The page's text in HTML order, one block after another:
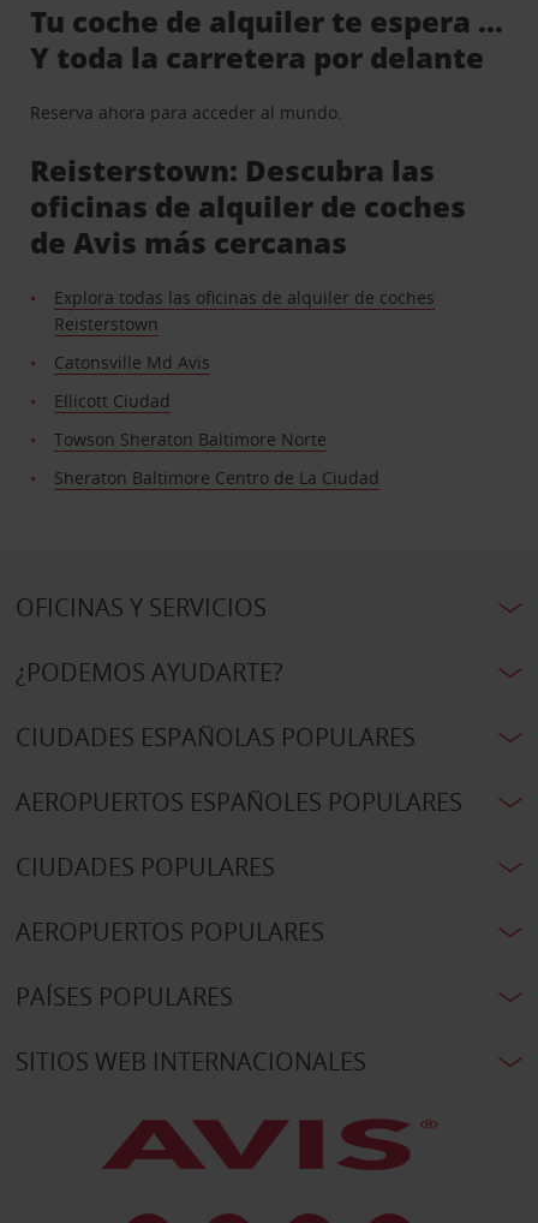
Tu coche de alquiler te espera …
Y toda la carretera por delante
Reserva ahora para acceder al mundo.
Reisterstown: Descubra las
oficinas de alquiler de coches
de Avis más cercanas
Explora todas las oficinas de alquiler de coches
Reisterstown
Catonsville Md Avis
Ellicott Ciudad
Towson Sheraton Baltimore Norte
Sheraton Baltimore Centro de La Ciudad
OFICINAS Y SERVICIOS
¿PODEMOS AYUDARTE?
CIUDADES ESPAÑOLAS POPULARES
AEROPUERTOS ESPAÑOLES POPULARES
CIUDADES POPULARES
AEROPUERTOS POPULARES
PAÍSES POPULARES
SITIOS WEB INTERNACIONALES